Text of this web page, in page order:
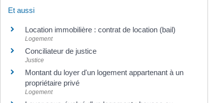
Et aussi
Location immobilière : contrat de location (bail)
Logement
Conciliateur de justice
Justice
Montant du loyer d'un logement appartenant à un
propriétaire privé
Logement